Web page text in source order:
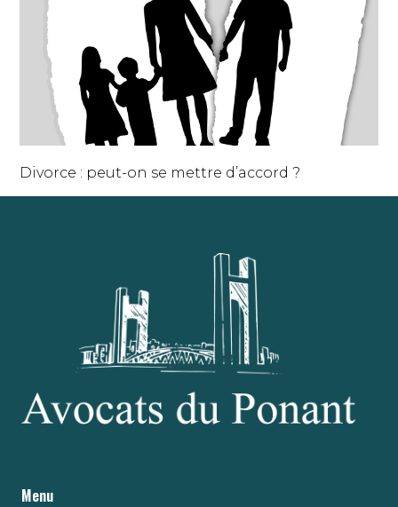
Divorce : peut-on se mettre d’accord ?
Menu